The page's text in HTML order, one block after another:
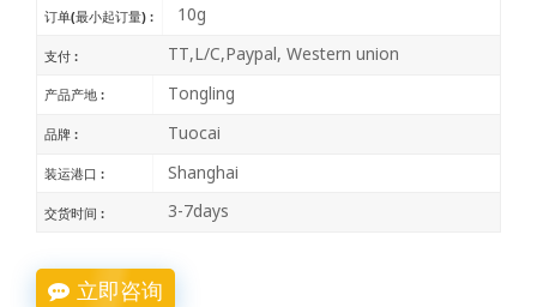
订单(最小起订量) : 10g
支付 : TT,L/C,Paypal, Western union
产品产地 : Tongling
品牌 : Tuocai
装运港口 : Shanghai
交货时间 : 3-7days
立即咨询